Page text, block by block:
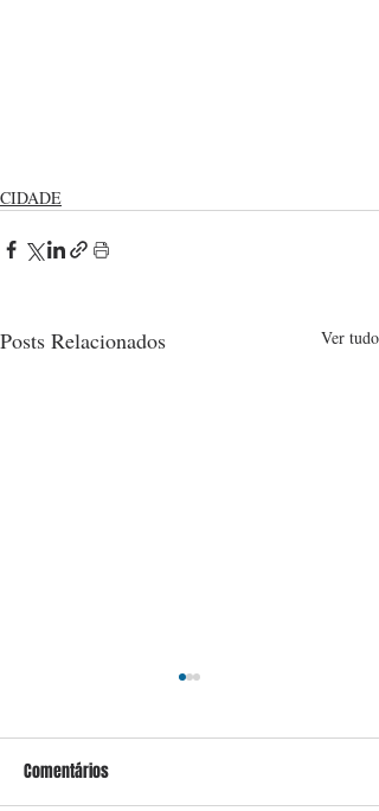
CIDADE
Posts Relacionados Ver tudo
Comentários